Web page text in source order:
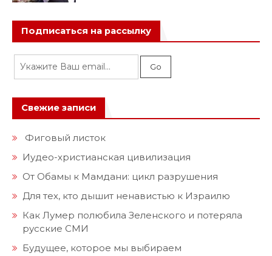
Подписаться на рассылку
Свежие записи
Фиговый листок
Иудео-христианская цивилизация
От Обамы к Мамдани: цикл разрушения
Для тех, кто дышит ненавистью к Израилю
Как Лумер полюбила Зеленского и потеряла
русские СМИ
Будущее, которое мы выбираем